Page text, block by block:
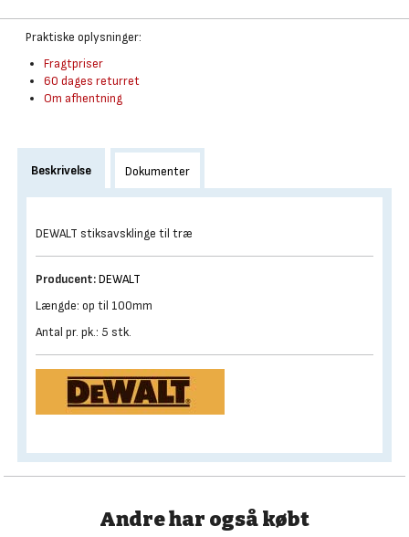
Praktiske oplysninger:
Fragtpriser
60 dages returret
Om afhentning
Beskrivelse Dokumenter
DEWALT stiksavsklinge til træ
Producent:DEWALT
Længde: op til 100mm
Antal pr. pk.: 5 stk.
Andre har også købt